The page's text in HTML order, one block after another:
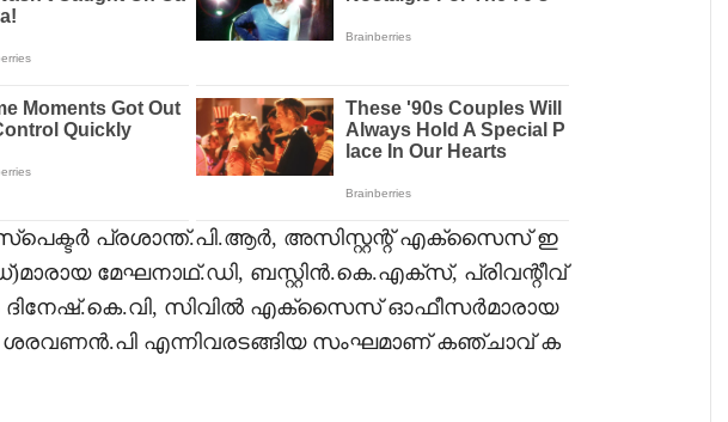
പ്രശാന്ത്.പി.ആർ, അസിസ്റ്റന്റ് എക്‌സൈസ് ഇ
മേഘനാഥ്.ഡി, ബസ്റ്റിൻ.കെ.എക്‌സ്, പ്രിവന്റീവ്
സിവിൽ എക്‌സൈസ് ഓഫീസർമാരായ
എന്നിവരടങ്ങിയ സംഘമാണ് കഞ്ചാവ് ക